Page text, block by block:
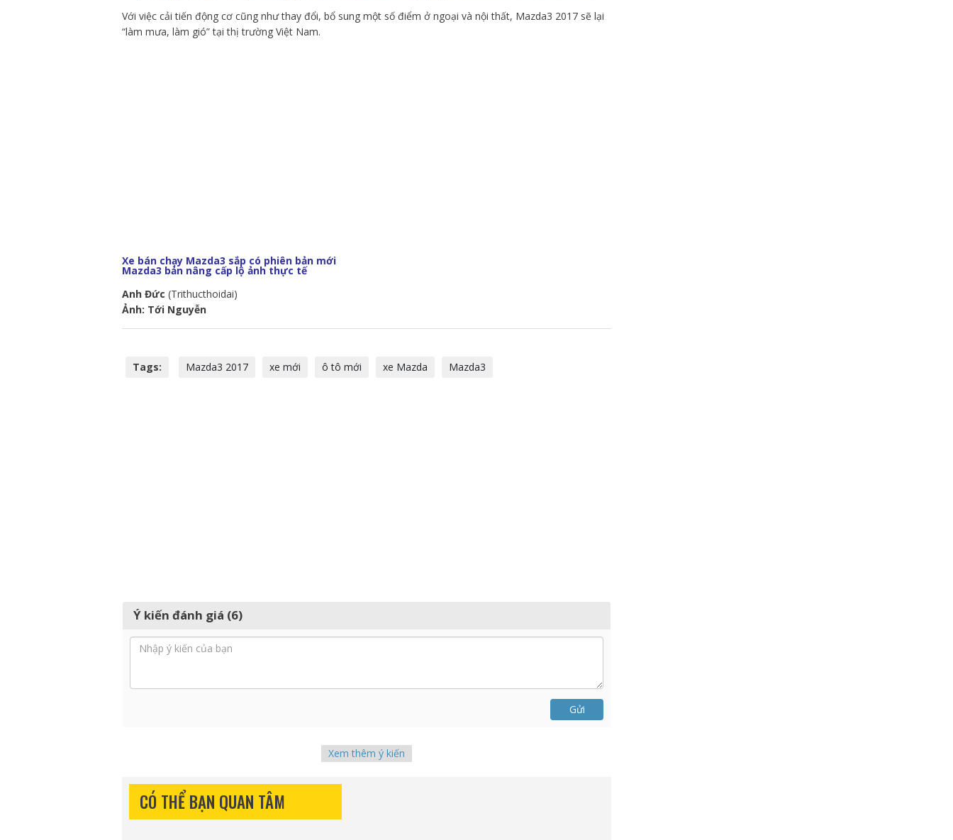
Với việc cải tiến động cơ cũng như thay đổi, bổ sung một số điểm ở ngoại và nội thất, Mazda3 2017 sẽ lại
“làm mưa, làm gió” tại thị trường Việt Nam.
Xe bán chạy Mazda3 sắp có phiên bản mới
Mazda3 bản nâng cấp lộ ảnh thực tế
Anh Đức (Trithucthoidai)
Ảnh: Tới Nguyễn
Tags: Mazda3 2017 xe mới ô tô mới xe Mazda Mazda3
Ý kiến đánh giá (6)
Gửi
Xem thêm ý kiến
CÓ THỂ BẠN QUAN TÂM